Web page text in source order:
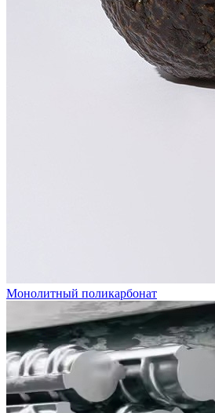
Монолитный поликарбонат